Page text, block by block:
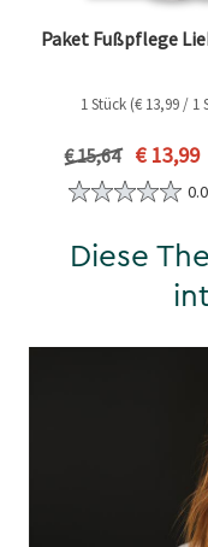
Paket Fußpflege
1 Stück (€ 13,99 / 1
Vorheriger Preis
€ 15,64 € 13,99
0.0
Diese